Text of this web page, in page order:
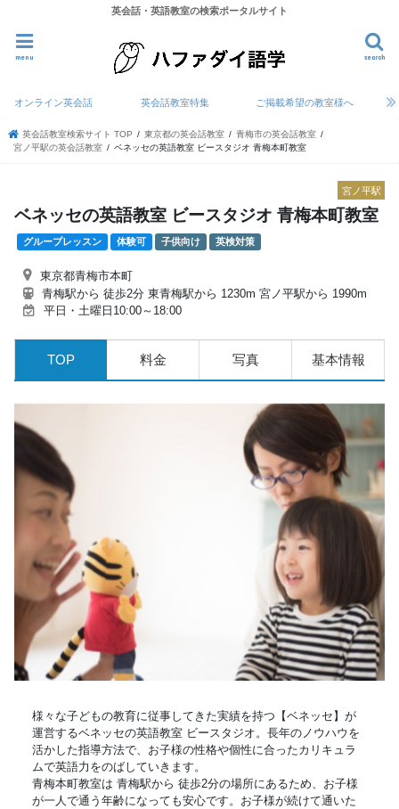
英会話・英語教室の検索ポータルサイト
search
menu
オンライン英会話 英会話教室特集 ご掲載希望の教室様へ
英会話教室検索サイト TOP 東京都の英会話教室
青梅市の英会話教室
宮ノ平駅の英会話教室
ベネッセの英語教室 ビースタジオ 青梅本町教室
宮ノ平駅
ベネッセの英語教室 ビースタジオ 青梅本町教室
グループレッスン 体験可 子供向け 英検対策
東京都青梅市本町
青梅駅から 徒歩2分 東青梅駅から 1230m 宮ノ平駅から 1990m
平日・土曜日10:00～18:00
TOP 料金 写真 基本情報
様々な子どもの教育に従事してきた実績を持つ【ベネッセ】が
運営するベネッセの英語教室 ビースタジオ。長年のノウハウを
活かした指導方法で、お子様の性格や個性に合ったカリキュラ
ムで英語力をのばしていきます。
青梅本町教室は 青梅駅から 徒歩2分の場所にあるため、お子様
が一人で通う年齢になっても安心です。お子様が続けて通いた